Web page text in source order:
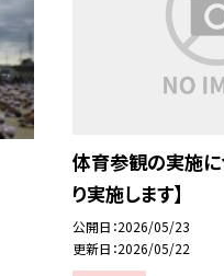
体育参観の実施
り実施します】
公開日 2026/05/23
更新日 2026/05/22